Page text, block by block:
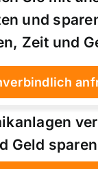
und
Zeit und
Geld